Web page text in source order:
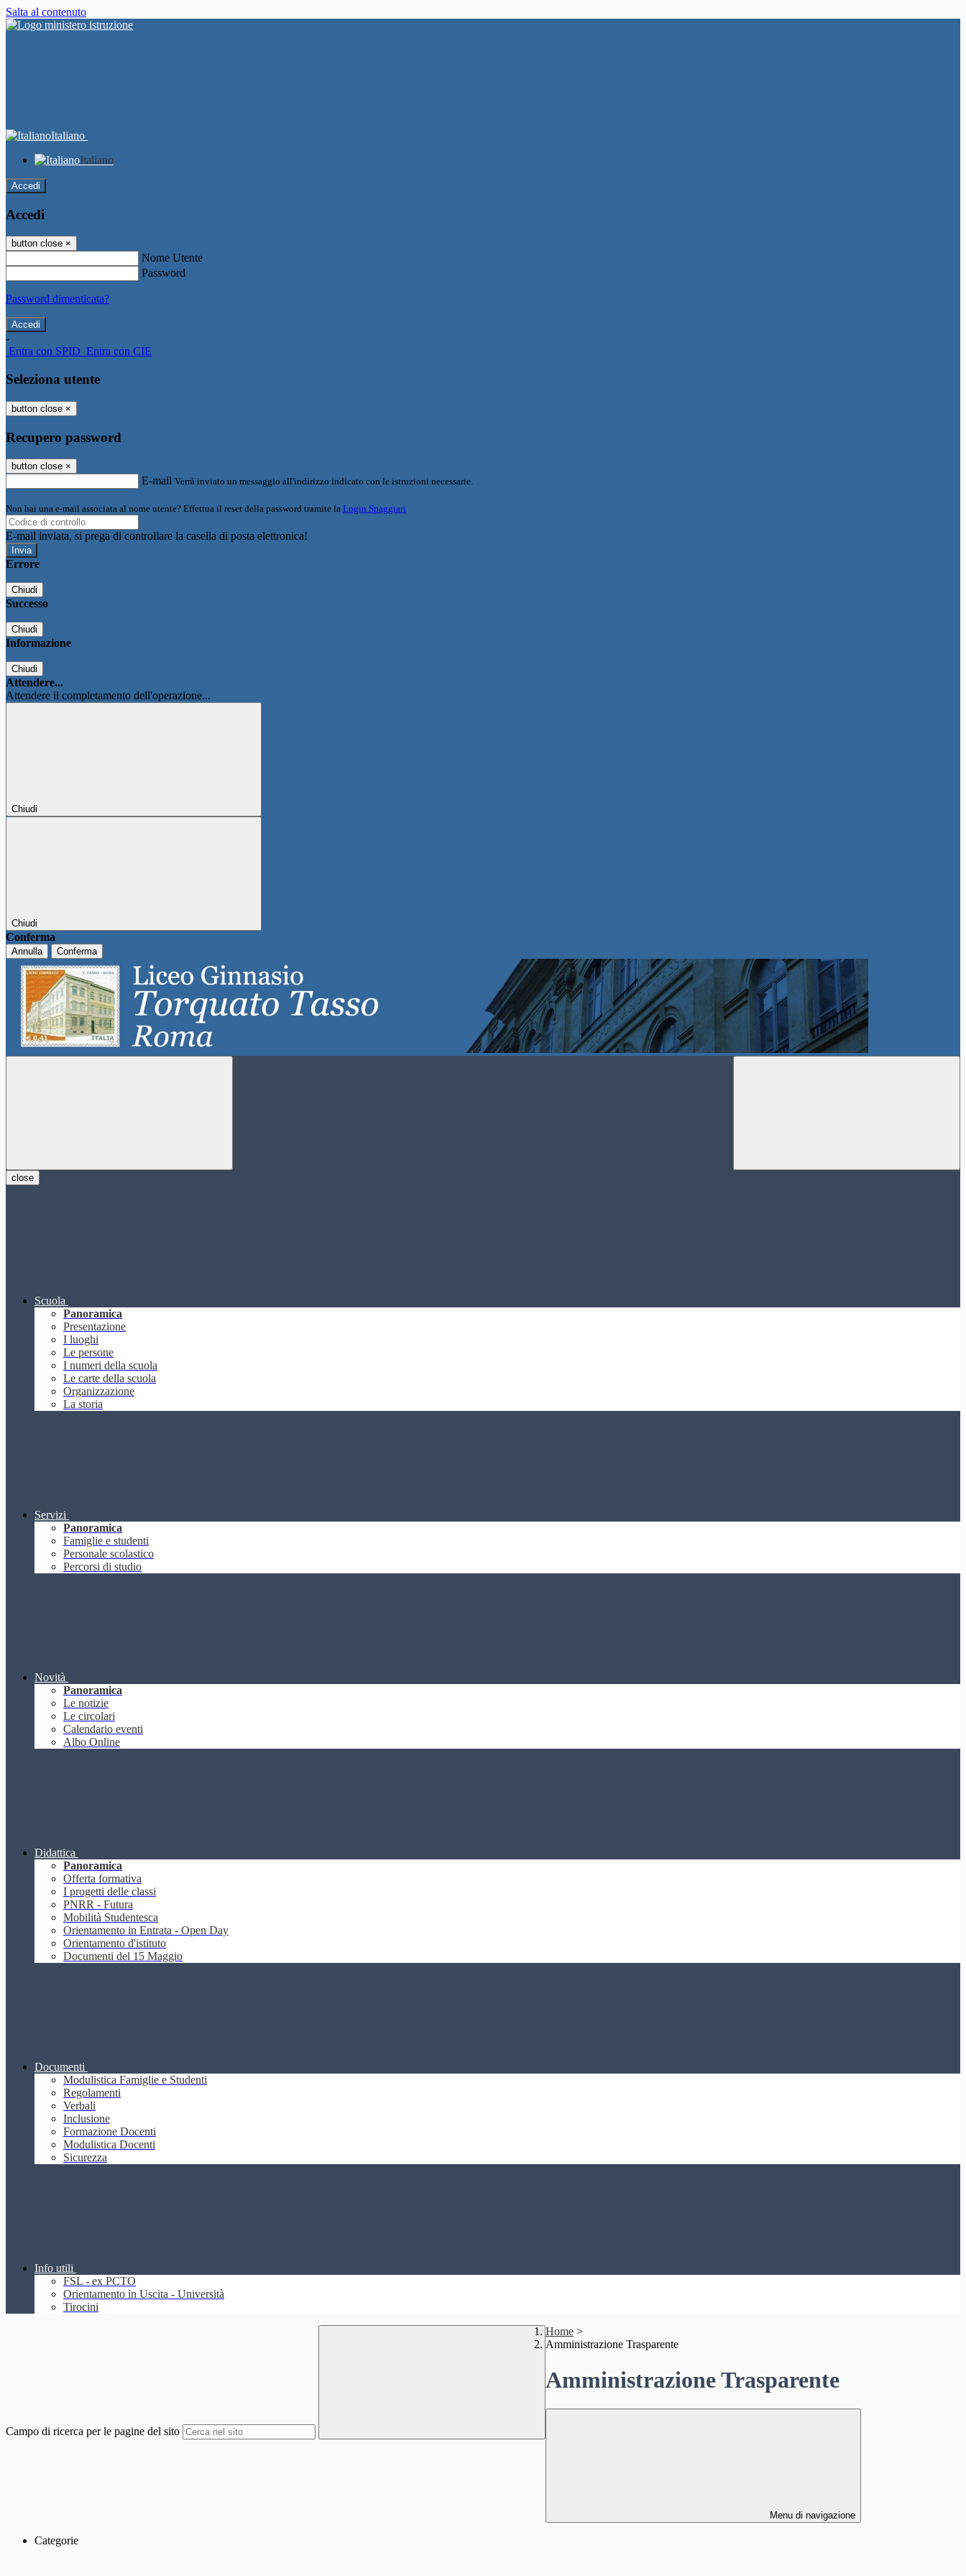
Salta al contenuto
Italiano
Italiano
Accedi
Accedi
button close ×
Nome Utente
Password
Password dimenticata?
-
Entra con SPID Entra con CIE
Seleziona utente
button close ×
Recupero password
button close ×
E-mail Verrà inviato un messaggio all'indirizzo indicato con le istruzioni necessarie.
Non hai una e-mail associata al nome utente? Effettua il reset della password tramite la Login Spaggiari
E-mail inviata, si prega di controllare la casella di posta elettronica!
Errore
Chiudi
Successo
Chiudi
Informazione
Chiudi
Attendere...
Attendere il completamento dell'operazione...
Chiudi
Chiudi
Conferma
Annulla Conferma
close
Scuola
Panoramica
Presentazione
I luoghi
Le persone
I numeri della scuola
Le carte della scuola
Organizzazione
La storia
Servizi
Panoramica
Famiglie e studenti
Personale scolastico
Percorsi di studio
Novità
Panoramica
Le notizie
Le circolari
Calendario eventi
Albo Online
Didattica
Panoramica
Offerta formativa
I progetti delle classi
PNRR - Futura
Mobilità Studentesca
Orientamento in Entrata - Open Day
Orientamento d'istituto
Documenti del 15 Maggio
Documenti
Modulistica Famiglie e Studenti
Regolamenti
Verbali
Inclusione
Formazione Docenti
Modulistica Docenti
Sicurezza
Info utili
FSL - ex PCTO
Orientamento in Uscita - Università
Tirocini
Campo di ricerca per le pagine del sito
Home >
Amministrazione Trasparente
Amministrazione Trasparente
Menu di navigazione
Categorie